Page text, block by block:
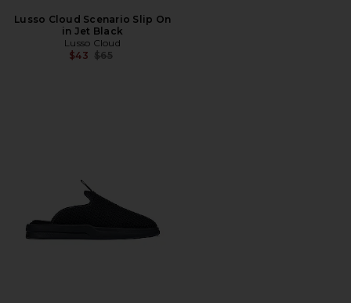
Lusso Cloud Scenario Slip On
in Jet Black
Lusso Cloud
$43 前の価格:
$65